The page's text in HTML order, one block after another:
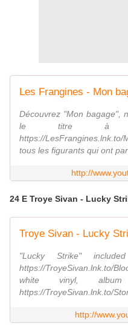
Les Frangines - Mon
Découvrez "Mon bagage",
le titre à
https://
tous les figurants qui ont
http://
24 E Troye Sivan - Lucky
Troye Sivan - Lucky
"Lucky Strike"
https://TroyeSivan.lnk.to/
white vinyl,
https://TroyeSivan.lnk.to/
http://